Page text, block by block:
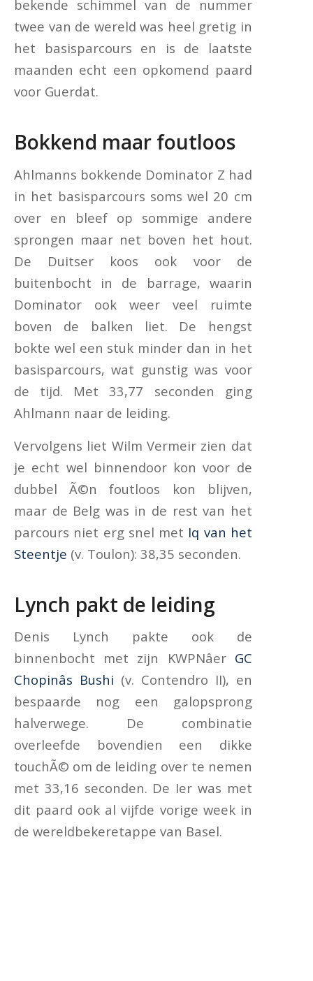
bekende schimmel van de nummer
twee van de wereld was heel gretig in
het basisparcours en is de laatste
maanden echt een opkomend paard
voor Guerdat.
Bokkend maar foutloos
Ahlmanns bokkende Dominator Z had
in het basisparcours soms wel 20 cm
over en bleef op sommige andere
sprongen maar net boven het hout.
De Duitser koos ook voor de
buitenbocht in de barrage, waarin
Dominator ook weer veel ruimte
boven de balken liet. De hengst
bokte wel een stuk minder dan in het
basisparcours, wat gunstig was voor
de tijd. Met 33,77 seconden ging
Ahlmann naar de leiding.
Vervolgens liet Wilm Vermeir zien dat
je echt wel binnendoor kon voor de
dubbel Ã©n foutloos kon blijven,
maar de Belg was in de rest van het
parcours niet erg snel met Iq van het
Steentje (v. Toulon): 38,35 seconden.
Lynch pakt de leiding
Denis Lynch pakte ook de
binnenbocht met zijn KWPNâer GC
Chopinâs Bushi (v. Contendro II), en
bespaarde nog een galopsprong
halverwege. De combinatie
overleefde bovendien een dikke
touchÃ© om de leiding over te nemen
met 33,16 seconden. De Ier was met
dit paard ook al vijfde vorige week in
de wereldbekeretappe van Basel.